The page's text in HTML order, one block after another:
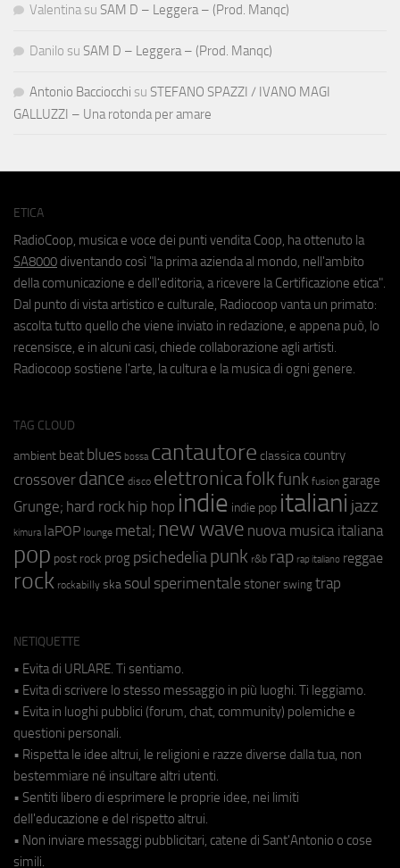
Valentina su SAM D – Leggera – (Prod. Manqc)
Danilo su SAM D – Leggera – (Prod. Manqc)
Antonio Bacciocchi su STEFANO SPAZZI / IVANO MAGI
GALLUZZI – Una rotonda per amare
ETICA
RadioCoop, musica e voce dei punti vendita Coop, ha ottenuto la
SA8000 diventando così "la prima azienda al mondo, nell'ambito
della comunicazione e dell'editoria, a ricevere la Certificazione etica".
Dal punto di vista artistico e culturale, Radiocoop vanta un primato:
ascolta tutto quello che viene inviato in redazione, e appena può, lo
recensisce, e in alcuni casi, chiede collaborazione agli artisti.
Radiocoop sostiene l'arte, la cultura e la musica di ogni genere.
TAG CLOUD
ambient beat blues bossa cantautore classica country
crossover dance disco elettronicafolkfunk fusion garage
Grunge; hard rock hip hop indie indie pop italiani jazz
kimura laPOP lounge metal; new wave nuova musica italiana
pop post rock prog psichedeliapunk r&b rap rap italiano reggae
rock rockabilly ska soul sperimentale stoner swing trap
NETIQUETTE
• Evita di URLARE. Ti sentiamo.
• Evita di scrivere lo stesso messaggio in più luoghi. Ti leggiamo.
• Evita in luoghi pubblici (forum, chat, community) polemiche e
questioni personali.
• Rispetta le idee altrui, le religioni e razze diverse dalla tua, non
bestemmiare né insultare altri utenti.
• Sentiti libero di esprimere le proprie idee, nei limiti
dell'educazione e del rispetto altrui.
• Non inviare messaggi pubblicitari, catene di Sant'Antonio o cose
simili.